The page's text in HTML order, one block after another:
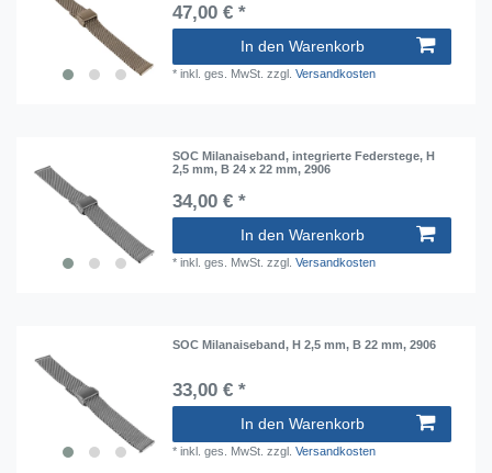
47,00 € *
In den Warenkorb
*inkl. ges. MwSt. zzgl.Versandkosten
SOC Milanaiseband, integrierte Federstege, H
2,5 mm, B 24 x 22 mm, 2906
34,00 € *
In den Warenkorb
*inkl. ges. MwSt. zzgl.Versandkosten
SOC Milanaiseband, H 2,5 mm, B 22 mm, 2906
33,00 € *
In den Warenkorb
*inkl. ges. MwSt. zzgl.Versandkosten